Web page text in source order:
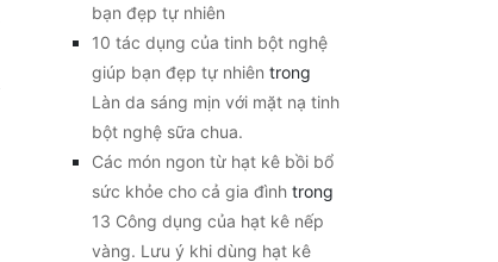
bạn đẹp tự nhiên
10 tác dụng của tinh bột nghệ
giúp bạn đẹp tự nhiên trong
Làn da sáng mịn với mặt nạ tinh
bột nghệ sữa chua.
Các món ngon từ hạt kê bồi bổ
sức khỏe cho cả gia đình trong
13 Công dụng của hạt kê nếp
vàng. Lưu ý khi dùng hạt kê